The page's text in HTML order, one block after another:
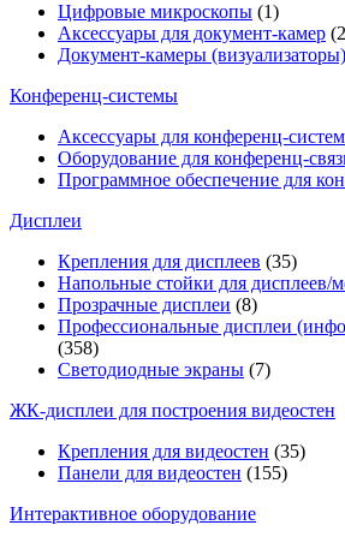
Цифровые микроскопы (1)
Аксессуары для документ-камер
Документ-камеры (визуализаторы)
Конференц-системы
Аксессуары для конференц-систем
Оборудование для конференц-
Программное обеспечение для
Дисплеи
Крепления для дисплеев (35)
Напольные стойки для дисплеев/
Прозрачные дисплеи (8)
Профессиональные дисплеи
(358)
Светодиодные экраны (7)
ЖК-дисплеи для построения видеостен
Крепления для видеостен (35)
Панели для видеостен (155)
Интерактивное оборудование